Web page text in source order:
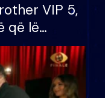
VIP 5,
që lë
për